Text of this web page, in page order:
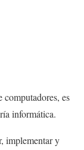
es
informática.
implementar y